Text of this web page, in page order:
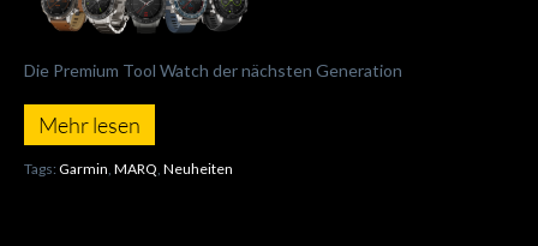
Die Premium Tool Watch der nächsten Generation
Mehr lesen
Tags: Garmin MARQ Neuheiten